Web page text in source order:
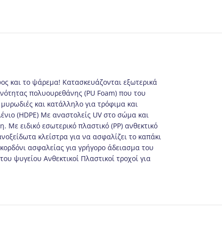
και το ψάρεμα! Κατασκευάζονται εξωτερικά
πολυουρεθάνης (PU Foam) που του
και κατάλληλο για τρόφιμα και
(HDPE) Με αναστολείς UV στο σώμα και
ειδικό εσωτερικό πλαστικό (PP) ανθεκτικό
κλείστρα για να ασφαλίζει το καπάκι
ασφαλείας για γρήγορο άδειασμα του
ψυγείου Ανθεκτικοί Πλαστικοί τροχοί για